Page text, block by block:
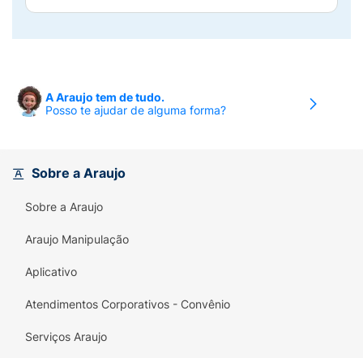
A Araujo tem de tudo.
Posso te ajudar de alguma forma?
Sobre a Araujo
Sobre a Araujo
Araujo Manipulação
Aplicativo
Atendimentos Corporativos - Convênio
Serviços Araujo